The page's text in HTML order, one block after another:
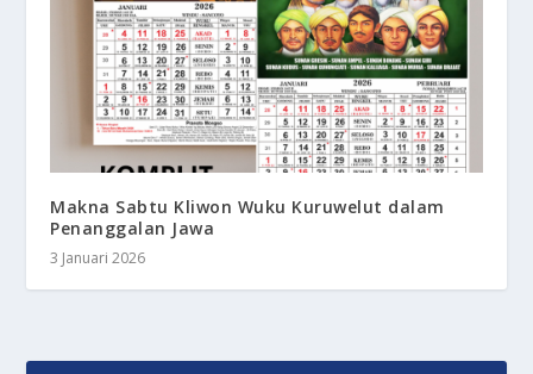
Makna Sabtu Kliwon Wuku Kuruwelut dalam
Penanggalan Jawa
3 Januari 2026